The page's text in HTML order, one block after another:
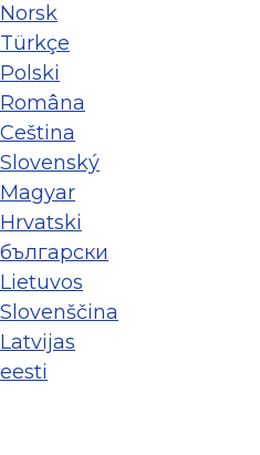
Norsk
Türkçe
Polski
Româna
Ceština
Slovenský
Magyar
Hrvatski
български
Lietuvos
Slovenščina
Latvijas
eesti